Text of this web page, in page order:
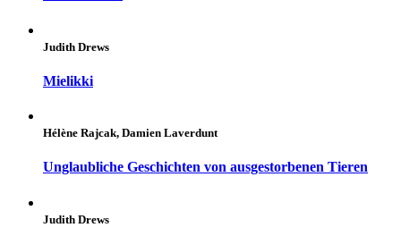
Judith Drews
Mielikki
Hélène Rajcak, Damien Laverdunt
Unglaubliche Geschichten von ausgestorbenen Tieren
Judith Drews